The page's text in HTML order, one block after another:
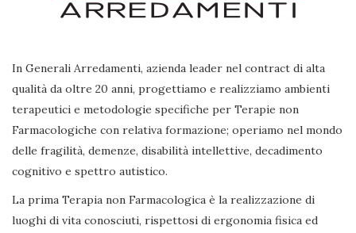
In Generali Arredamenti, azienda leader nel contract di alta
qualità da oltre 20 anni, progettiamo e realizziamo ambienti
terapeutici e metodologie specifiche per Terapie non
Farmacologiche con relativa formazione; operiamo nel mondo
delle fragilità, demenze, disabilità intellettive, decadimento
cognitivo e spettro autistico.
La prima Terapia non Farmacologica è la realizzazione di
luoghi di vita conosciuti, rispettosi di ergonomia fisica ed